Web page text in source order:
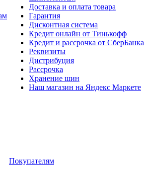
Доставка и оплата товара
Гарантия
Дисконтная система
Кредит онлайн от Тинькофф
Кредит и рассрочка от СберБанка
Реквизиты
Дистрибуция
Рассрочка
Хранение шин
Наш магазин на Яндекс Маркете
Покупателям